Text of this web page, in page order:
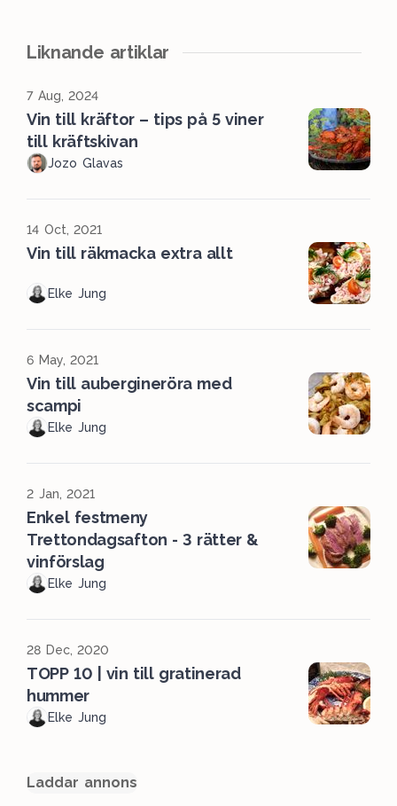
Liknande artiklar
7 Aug, 2024
Vin till kräftor – tips på 5 viner
till kräftskivan
Jozo Glavas
14 Oct, 2021
Vin till räkmacka extra allt
Elke Jung
6 May, 2021
Vin till aubergineröra med
scampi
Elke Jung
2 Jan, 2021
Enkel festmeny
Trettondagsafton - 3 rätter &
vinförslag
Elke Jung
28 Dec, 2020
TOPP 10 | vin till gratinerad
hummer
Elke Jung
Laddar annons